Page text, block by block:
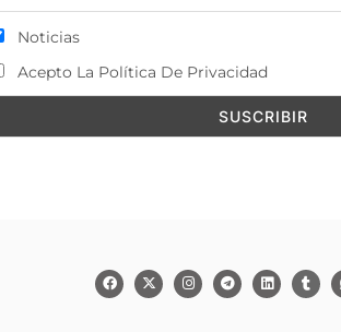
Noticias
Acepto La Política De Privacidad